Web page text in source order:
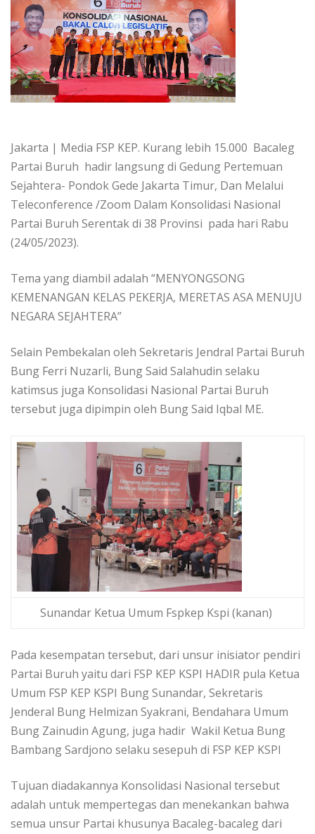
Jakarta | Media FSP KEP. Kurang lebih 15.000 Bacaleg
Partai Buruh hadir langsung di Gedung Pertemuan
Sejahtera- Pondok Gede Jakarta Timur, Dan Melalui
Teleconference /Zoom Dalam Konsolidasi Nasional
Partai Buruh Serentak di 38 Provinsi pada hari Rabu
(24/05/2023).
Tema yang diambil adalah “MENYONGSONG
KEMENANGAN KELAS PEKERJA, MERETAS ASA MENUJU
NEGARA SEJAHTERA”
Selain Pembekalan oleh Sekretaris Jendral Partai Buruh
Bung Ferri Nuzarli, Bung Said Salahudin selaku
katimsus juga Konsolidasi Nasional Partai Buruh
tersebut juga dipimpin oleh Bung Said Iqbal ME.
Sunandar Ketua Umum Fspkep Kspi (kanan)
Pada kesempatan tersebut, dari unsur inisiator pendiri
Partai Buruh yaitu dari FSP KEP KSPI HADIR pula Ketua
Umum FSP KEP KSPI Bung Sunandar, Sekretaris
Jenderal Bung Helmizan Syakrani, Bendahara Umum
Bung Zainudin Agung, juga hadir Wakil Ketua Bung
Bambang Sardjono selaku sesepuh di FSP KEP KSPI
Tujuan diadakannya Konsolidasi Nasional tersebut
adalah untuk mempertegas dan menekankan bahwa
semua unsur Partai khusunya Bacaleg-bacaleg dari